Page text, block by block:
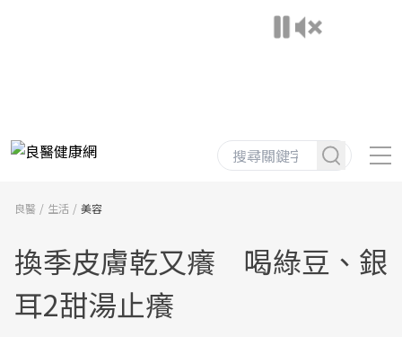
良醫 生活 美容
換季皮膚乾又癢 喝綠豆、銀
耳2甜湯止癢